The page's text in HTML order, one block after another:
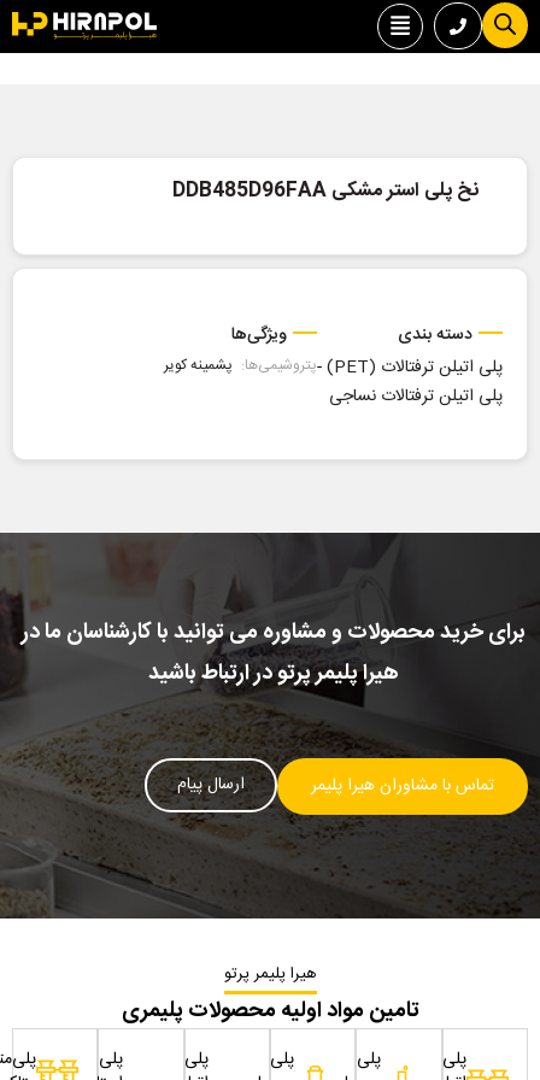
نخ پلی استر مشکی DDB485D96FAA
دسته بندی
پلی اتیلن ترفتالات (PET)
-
پلی اتیلن ترفتالات نساجی
ویژگی‌ها
پتروشیمی‌ها: پشمینه کویر
برای خرید محصولات و مشاوره می توانید با کارشناسان ما در
هیرا پلیمر پرتو در ارتباط باشید
تماس با مشاوران هیرا پلیمر ارسال پیام
هیرا پلیمر پرتو
تامین مواد اولیه محصولات پلیمری
پلی
پلی
پلی
پلی
پلی